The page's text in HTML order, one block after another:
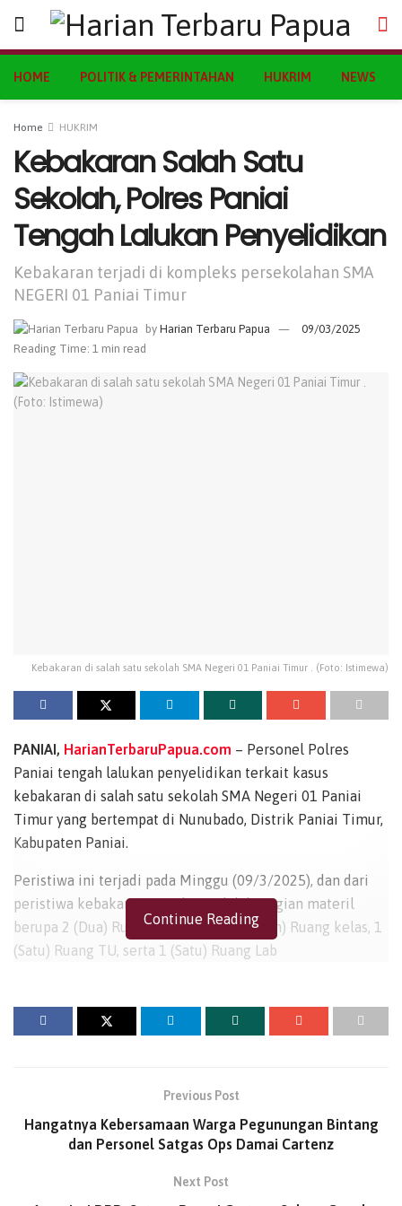
HOME POLITIK & PEMERINTAHAN HUKRIM NEWS
Home HUKRIM
Kebakaran Salah Satu
Sekolah, Polres Paniai
Tengah Lalukan Penyelidikan
Kebakaran terjadi di kompleks persekolahan SMA
NEGERI 01 Paniai Timur
by Harian Terbaru Papua
09/03/2025
Reading Time: 1 min read
Kebakaran di salah satu sekolah SMA Negeri 01 Paniai Timur . (Foto: Istimewa)
PANIAI, HarianTerbaruPapua.com – Personel Polres
Paniai tengah lalukan penyelidikan terkait kasus
kebakaran di salah satu sekolah SMA Negeri 01 Paniai
Timur yang bertempat di Nunubado, Distrik Paniai Timur,
Kabupaten Paniai.
Peristiwa ini terjadi pada Minggu (09/3/2025), dan dari
peristiwa kebakaran tersebut, telah kerugian materil
berupa 2 (Dua) Ruang lab Bahasa, 6 (Enam) Ruang kelas, 1
(Satu) Ruang TU, serta 1 (Satu) Ruang Lab
Kapolres Paniai, Kompol Deddy A. Puhiri menjelaskan
kronologi awal, yang dimana pada saat anggota Polsek
Polsek Pantim menuju TKP.
“Dalam perjalanan menuju TKP, Anggota Polsek Pantim
kemudian Anggota Polsek Pantim mendekati TKP dan
Continue Reading
Previous Post
Hangatnya Kebersamaan Warga Pegunungan Bintang
dan Personel Satgas Ops Damai Cartenz
Next Post